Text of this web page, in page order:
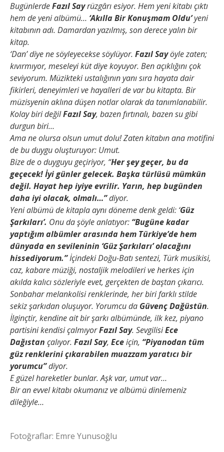
BugünlerdeFazıl Sayrüzgârı esiyor. Hem yeni kitabı çıktı
hem de yeni albümü… ‘Akılla Bir Konuşmam Oldu’yeni
kitabının adı. Damardan yazılmış, son derece yalın bir
kitap.
‘Dan’ diye ne söyleyecekse söylüyor. Fazıl Sayöyle zaten;
kıvırmıyor, meseleyi küt diye koyuyor. Ben açıklığını çok
seviyorum. Müzikteki ustalığının yanı sıra hayata dair
fikirleri, deneyimleri ve hayalleri de var bu kitapta. Bir
müzisyenin aklına düşen notlar olarak da tanımlanabilir.
Kolay biri değilFazıl Say, bazen fırtınalı, bazen su gibi
durgun biri…
Ama ne olursa olsun umut dolu! Zaten kitabın ana motifini
de bu duygu oluşturuyor: Umut.
Bize de o duyguyu geçiriyor, “Her şey geçer, bu da
geçecek! İyi günler gelecek. Başka türlüsü mümkün
değil. Hayat hep iyiye evrilir. Yarın, hep bugünden
daha iyi olacak, olmalı…”diyor.
Yeni albümü de kitapla aynı döneme denk geldi: ‘Güz
Şarkıları’. Onu da şöyle anlatıyor: “Bugüne kadar
yaptığım albümler arasında hem Türkiye’de hem
dünyada en sevileninin ‘Güz Şarkıları’ olacağını
hissediyorum.”İçindeki Doğu-Batı sentezi, Türk musikisi,
caz, kabare müziği, nostaljik melodileri ve herkes için
akılda kalıcı sözleriyle evet, gerçekten de baştan çıkarıcı.
Sonbahar melankolisi renklerinde, her biri farklı stilde
sekiz şarkıdan oluşuyor. Yorumcu da Güvenç Dağüstün.
İlginçtir, kendine ait bir şarkı albümünde, ilk kez, piyano
partisini kendisi çalmıyorFazıl Say. SevgilisiEce
Dağıstan çalıyor. Fazıl Say, Eceiçin, “Piyanodan tüm
güz renklerini çıkarabilen muazzam yaratıcı bir
yorumcu”diyor.
E güzel hareketler bunlar. Aşk var, umut var…
Bir an evvel kitabı okumanız ve albümü dinlemeniz
dileğiyle…
Fotoğraflar: Emre Yunusoğlu